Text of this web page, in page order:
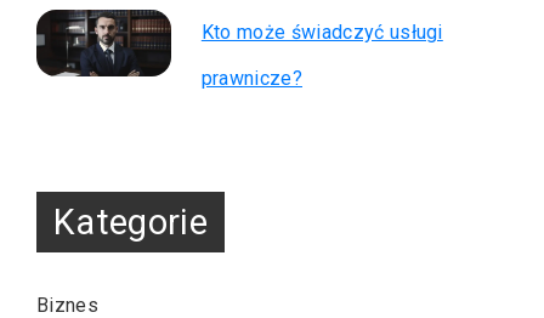
Kto może świadczyć usługi
prawnicze?
Kategorie
Biznes